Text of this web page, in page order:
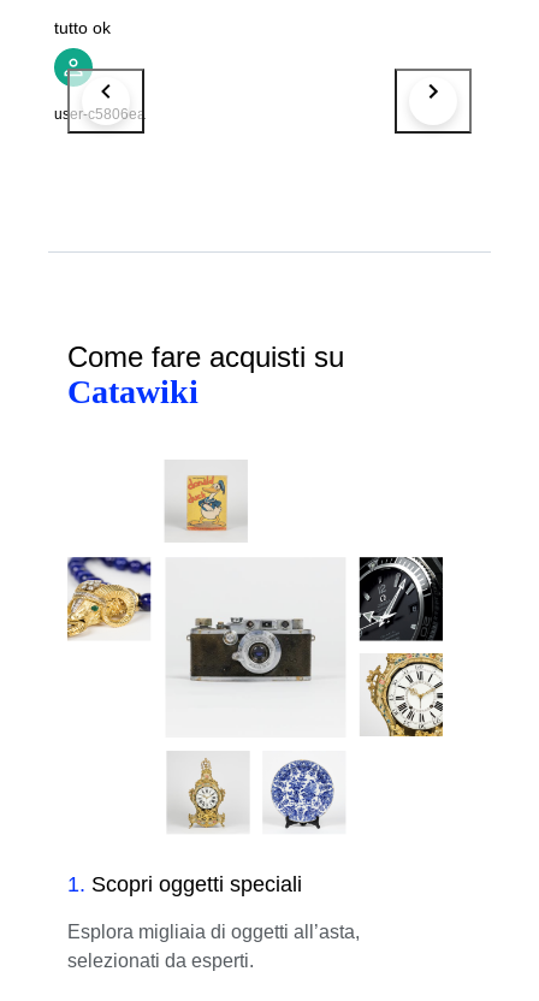
tutto ok
user-c5806ea
Come fare acquisti su
Catawiki
1. Scopri oggetti speciali
Esplora migliaia di oggetti all’asta,
selezionati da esperti.